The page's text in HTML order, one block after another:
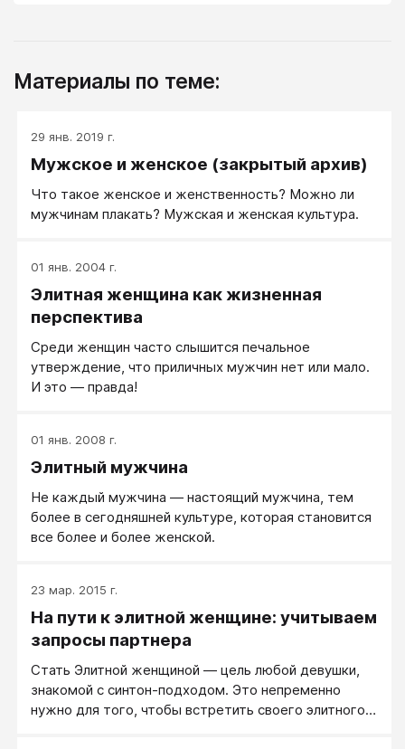
Материалы по теме:
29 янв. 2019 г.
Мужское и женское (закрытый архив)
Что такое женское и женственность? Можно ли
мужчинам плакать? Мужская и женская культура.
01 янв. 2004 г.
Элитная женщина как жизненная
перспектива
Среди женщин часто слышится печальное
утверждение, что приличных мужчин нет или мало.
И это — правда!
01 янв. 2008 г.
Элитный мужчина
Не каждый мужчина ― настоящий мужчина, тем
более в сегодняшней культуре, которая становится
все более и более женской.
23 мар. 2015 г.
На пути к элитной женщине: учитываем
запросы партнера
Стать Элитной женщиной — цель любой девушки,
знакомой с синтон-подходом​. Это непременно
нужно для того, чтобы встретить своего элитного